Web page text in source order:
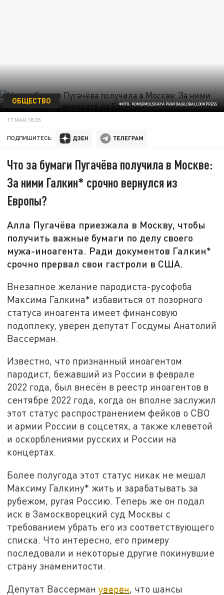
ФОТО: KOMSOMOLSKAYA PRAVDA/GLOBALLOOKPRESS
ОБЩЕСТВО
17 МАЯ 18:35
ПОДПИШИТЕСЬ:
Что за бумаги Пугачёва получила в Москве:
За ними Галкин* срочно вернулся из
Европы?
Алла Пугачёва приезжала в Москву, чтобы
получить важные бумаги по делу своего
мужа-иноагента. Ради документов Галкин*
срочно прервал свои гастроли в США.
Внезапное желание пародиста-русофоба
Максима Галкина* избавиться от позорного
статуса иноагента имеет финансовую
подоплеку, уверен депутат Госдумы Анатолий
Вассерман.
Известно, что признанный иноагентом
пародист, бежавший из России в феврале
2022 года, был внесён в реестр иноагентов в
сентябре 2022 года, когда он вполне заслужил
этот статус распространением фейков о СВО
и армии России в соцсетях, а также клеветой
и оскорблениями русских и России на
концертах.
Более полугода этот статус никак не мешал
Максиму Галкину* жить и зарабатывать за
рубежом, ругая Россию. Теперь же он подал
иск в Замоскворецкий суд Москвы с
требованием убрать его из соответствующего
списка. Что интересно, его примеру
последовали и некоторые другие покинувшие
страну знаменитости.
Депутат Вассермануверен, что шансы